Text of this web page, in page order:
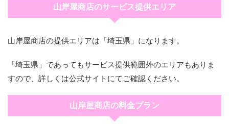
山岸屋商店のサービス提供エリア
山岸屋商店の提供エリアは「埼玉県」になります。
「埼玉県」であってもサービス提供範囲外のエリアもありま
すので、詳しくは公式サイトにてご確認ください。
山岸屋商店の料金プラン